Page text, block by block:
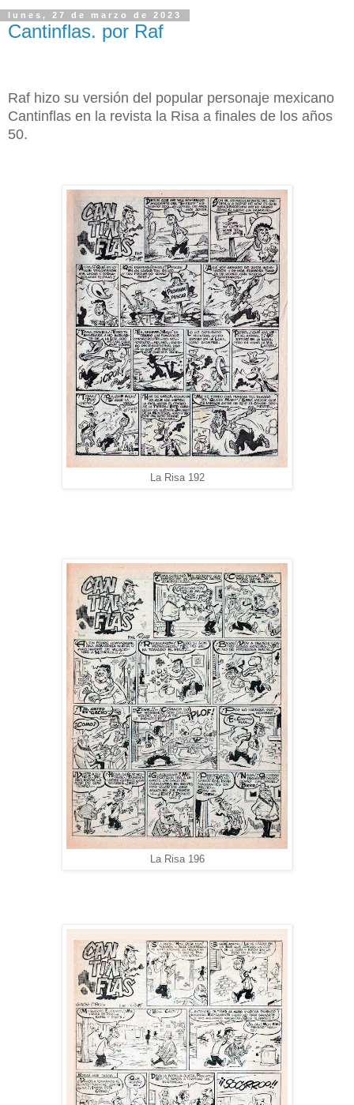
lunes, 27 de marzo de 2023
Cantinflas. por Raf
Raf hizo su versión del popular personaje mexicano
Cantinflas en la revista la Risa a finales de los años
50.
La Risa 192
La Risa 196